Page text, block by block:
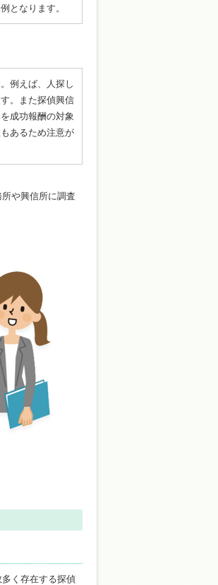
となります。
例えば、人探し
。また探偵興信
成功報酬の対象
あるため注意が
や興信所に調査
く存在する探偵